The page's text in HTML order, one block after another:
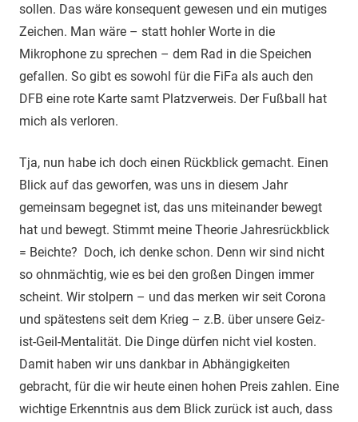
sollen. Das wäre konsequent gewesen und ein mutiges
Zeichen. Man wäre – statt hohler Worte in die
Mikrophone zu sprechen – dem Rad in die Speichen
gefallen. So gibt es sowohl für die FiFa als auch den
DFB eine rote Karte samt Platzverweis. Der Fußball hat
mich als verloren.
Tja, nun habe ich doch einen Rückblick gemacht. Einen
Blick auf das geworfen, was uns in diesem Jahr
gemeinsam begegnet ist, das uns miteinander bewegt
hat und bewegt. Stimmt meine Theorie Jahresrückblick
= Beichte? Doch, ich denke schon. Denn wir sind nicht
so ohnmächtig, wie es bei den großen Dingen immer
scheint. Wir stolpern – und das merken wir seit Corona
und spätestens seit dem Krieg – z.B. über unsere Geiz-
ist-Geil-Mentalität. Die Dinge dürfen nicht viel kosten.
Damit haben wir uns dankbar in Abhängigkeiten
gebracht, für die wir heute einen hohen Preis zahlen. Eine
wichtige Erkenntnis aus dem Blick zurück ist auch, dass